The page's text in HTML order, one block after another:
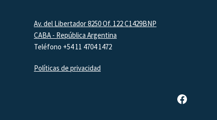
FooterAv. del Libertador 8250 Of. 122 C1429BNP
CABA - República Argentina
Teléfono +54 11 4704 1472
Políticas de privacidad
Página de Facebook de SAR